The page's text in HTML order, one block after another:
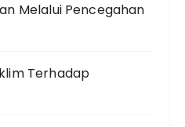
Melalui Pencegahan
Terhadap